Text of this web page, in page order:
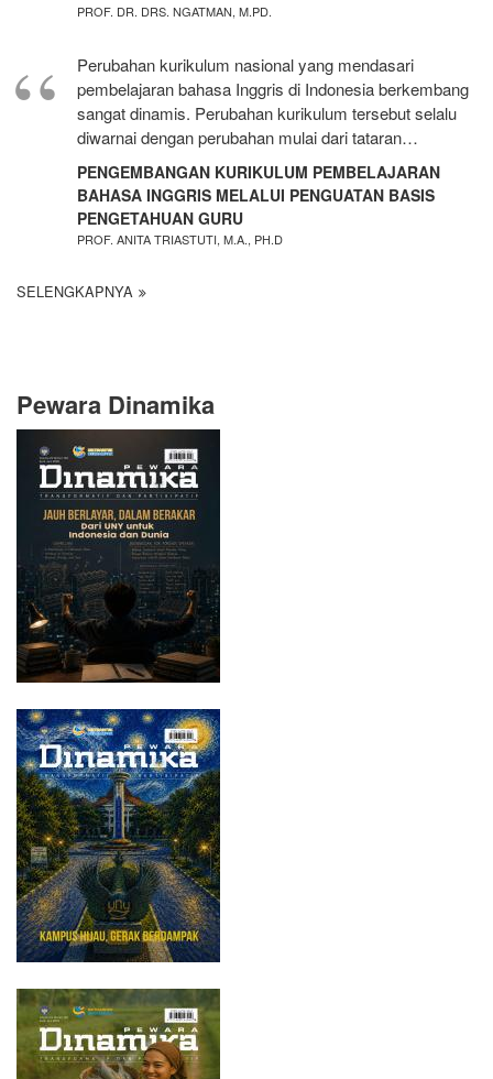
PROF. DR. DRS. NGATMAN, M.PD.
Perubahan kurikulum nasional yang mendasari
pembelajaran bahasa Inggris di Indonesia berkembang
sangat dinamis. Perubahan kurikulum tersebut selalu
diwarnai dengan perubahan mulai dari tataran…
PENGEMBANGAN KURIKULUM PEMBELAJARAN
BAHASA INGGRIS MELALUI PENGUATAN BASIS
PENGETAHUAN GURU
PROF. ANITA TRIASTUTI, M.A., PH.D
SELENGKAPNYA
Pewara Dinamika